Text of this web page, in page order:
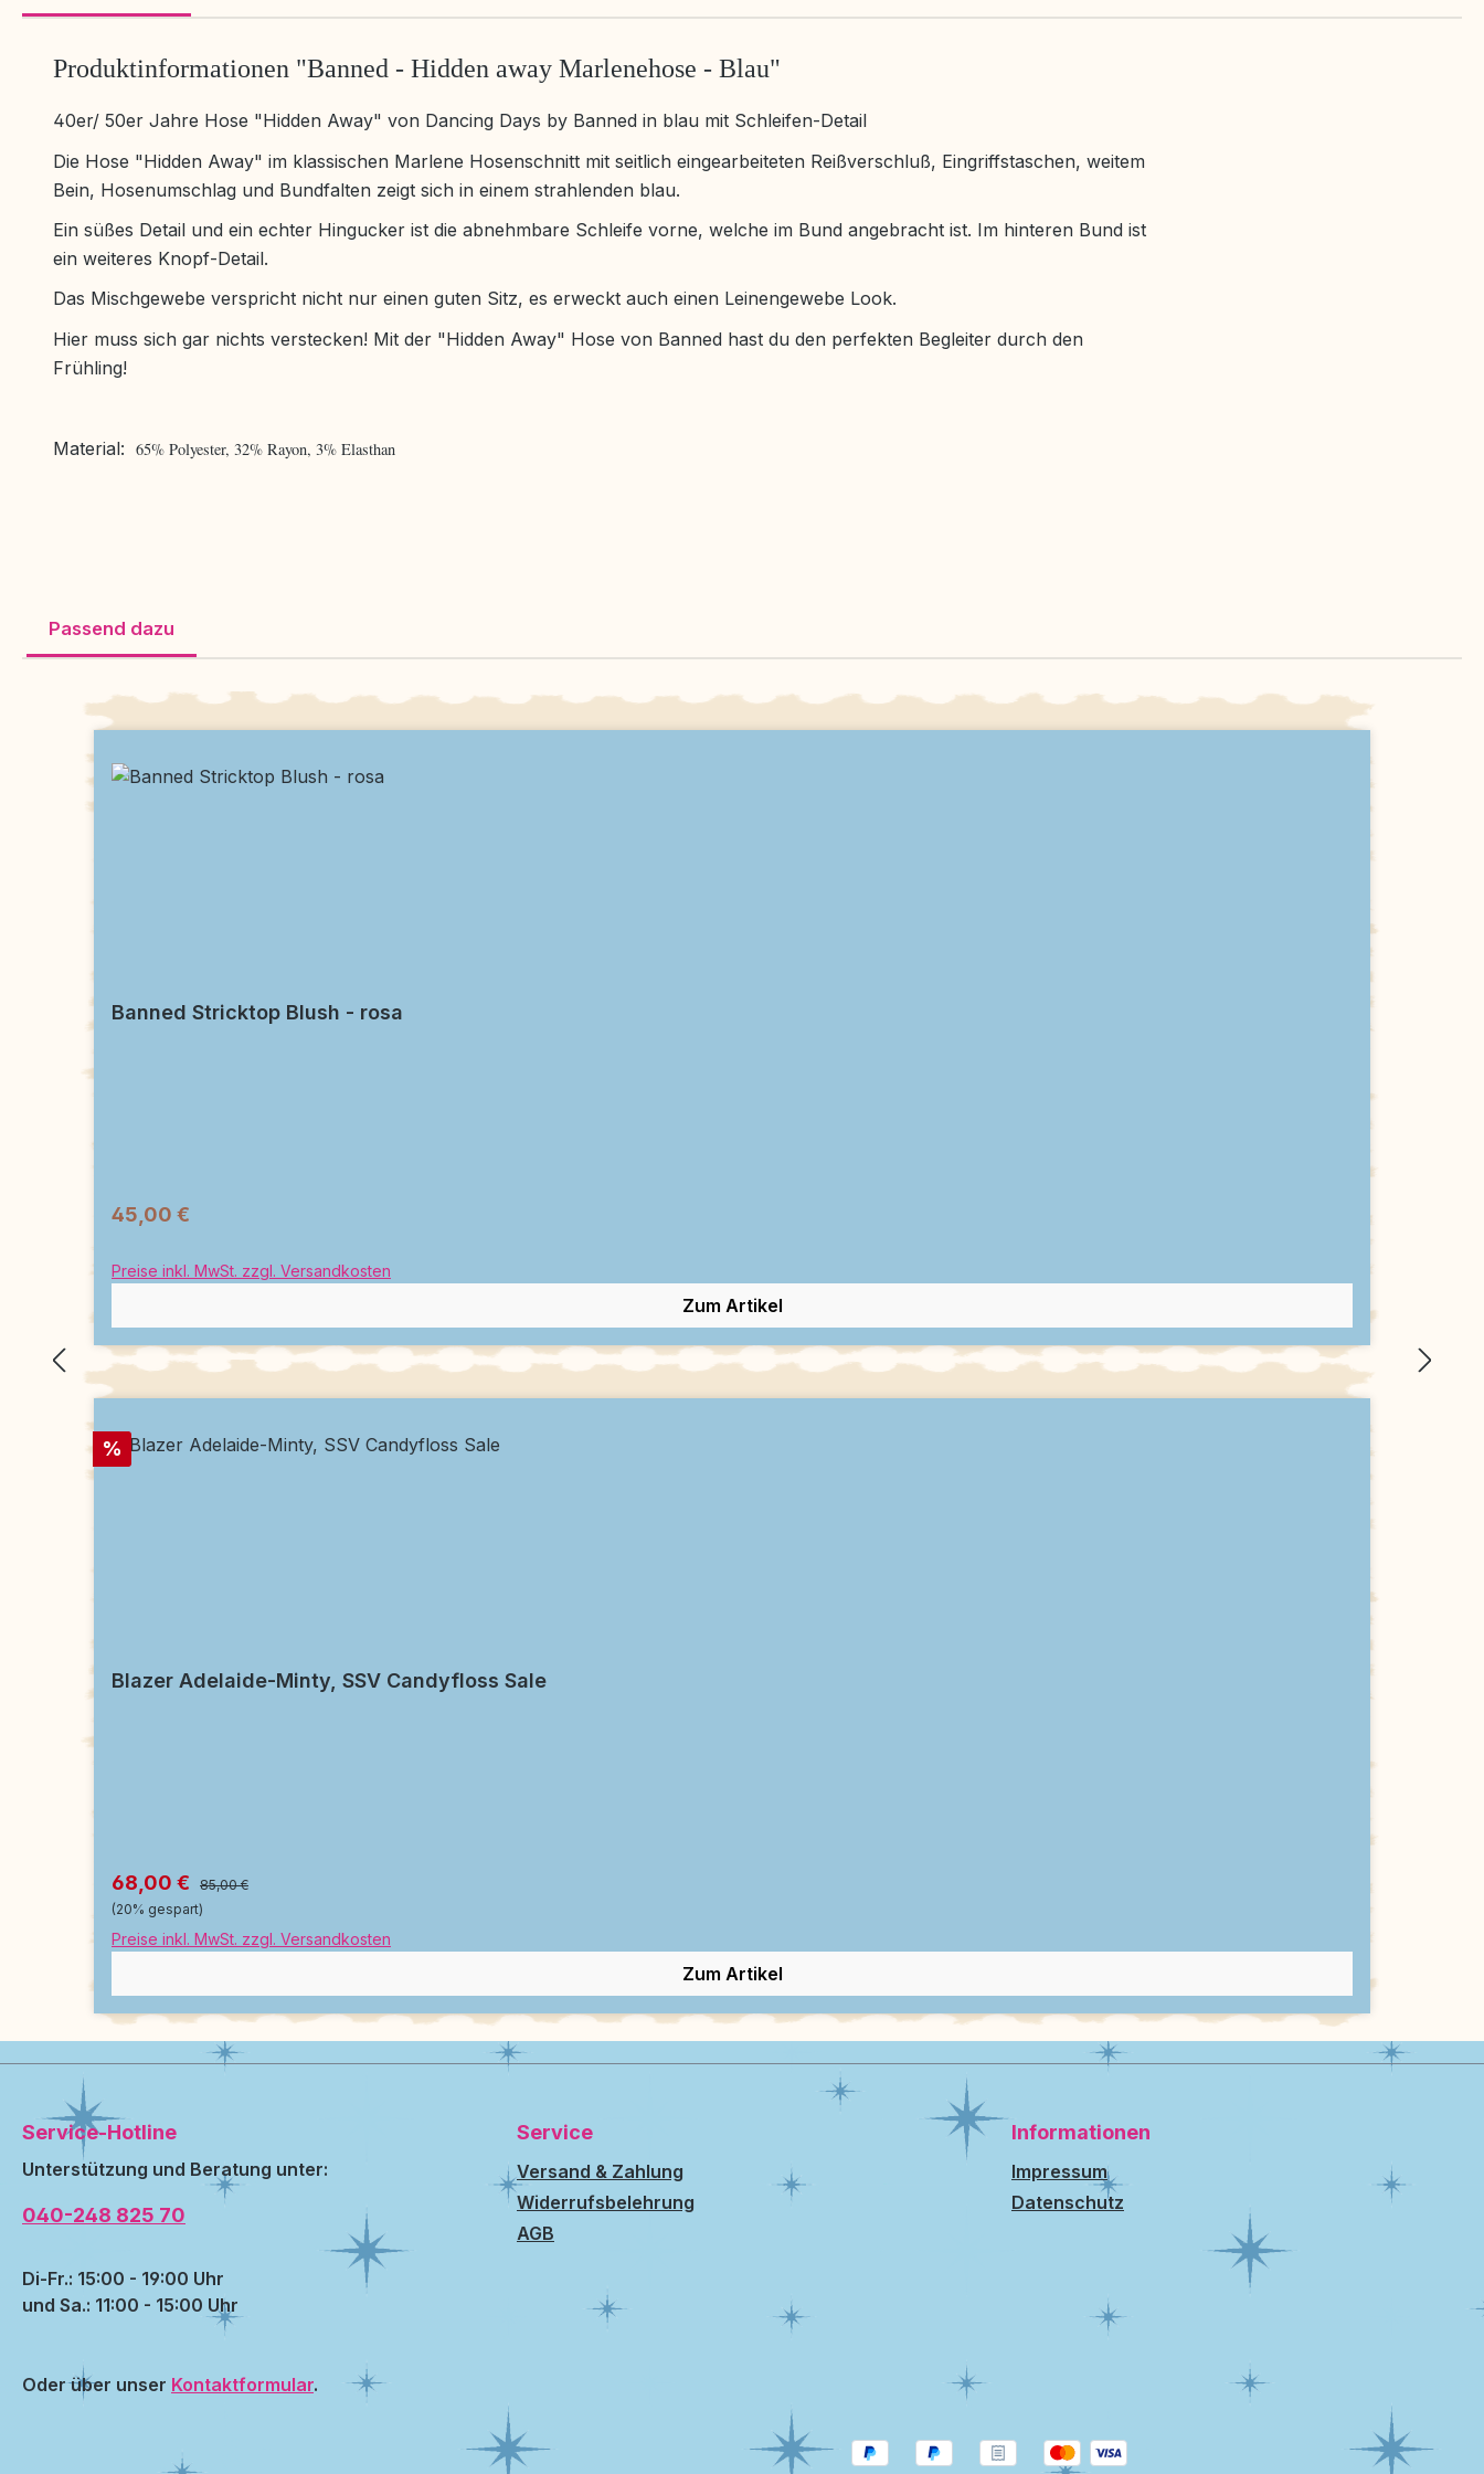
Produktinformationen "Banned - Hidden away Marlenehose - Blau"
40er/ 50er Jahre Hose "Hidden Away" von Dancing Days by Banned in blau mit Schleifen-Detail
Die Hose "Hidden Away" im klassischen Marlene Hosenschnitt mit seitlich eingearbeiteten Reißverschluß, Eingriffstaschen, weitem
Bein, Hosenumschlag und Bundfalten zeigt sich in einem strahlenden blau.
Ein süßes Detail und ein echter Hingucker ist die abnehmbare Schleife vorne, welche im Bund angebracht ist. Im hinteren Bund ist
ein weiteres Knopf-Detail.
Das Mischgewebe verspricht nicht nur einen guten Sitz, es erweckt auch einen Leinengewebe Look.
Hier muss sich gar nichts verstecken! Mit der "Hidden Away" Hose von Banned hast du den perfekten Begleiter durch den
Frühling!
Material: 65% Polyester, 32% Rayon, 3% Elasthan
Passend dazu
Produktgalerie überspringen
Banned Stricktop Blush - rosa
45,00 €
Preise inkl. MwSt. zzgl. Versandkosten
Zum Artikel
Rabatt
%
Blazer Adelaide-Minty, SSV Candyfloss Sale
68,00 €
85,00 €
(20% gespart)
Preise inkl. MwSt. zzgl. Versandkosten
Zum Artikel
Service-Hotline
Unterstützung und Beratung unter:
040-248 825 70
Di-Fr.: 15:00 - 19:00 Uhr
und Sa.: 11:00 - 15:00 Uhr
Oder über unser Kontaktformular.
Service
Versand & Zahlung
Widerrufsbelehrung
AGB
Informationen
Impressum
Datenschutz